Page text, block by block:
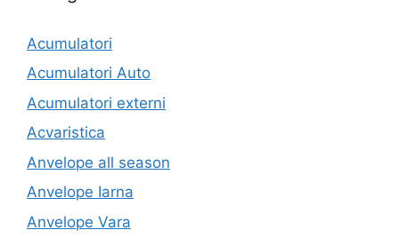
Acumulatori
Acumulatori Auto
Acumulatori externi
Acvaristica
Anvelope all season
Anvelope Iarna
Anvelope Vara